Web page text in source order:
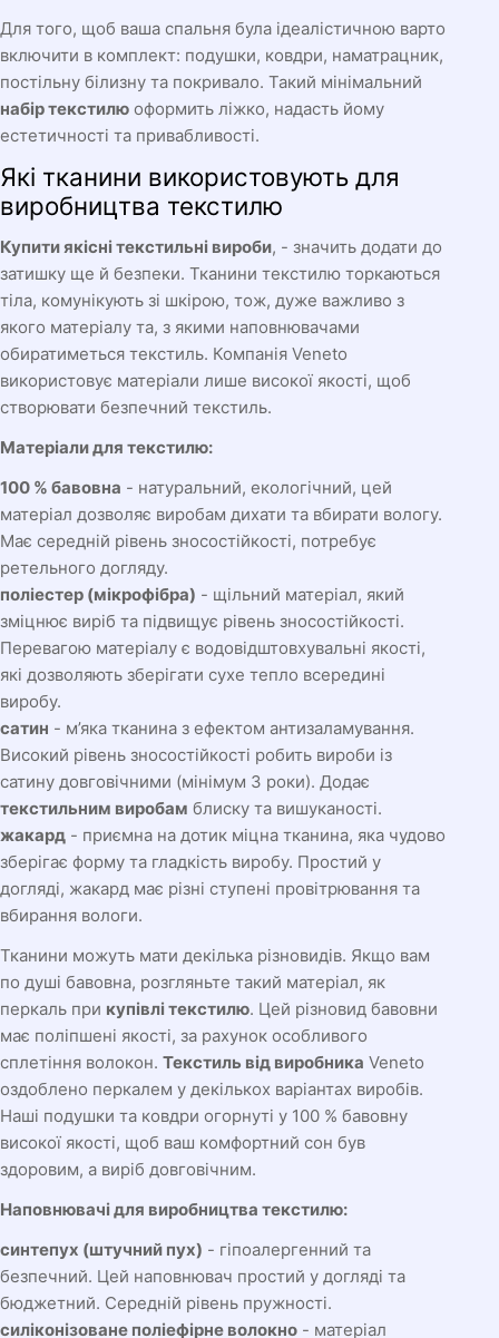
Для того, щоб ваша спальня була ідеалістичною варто
включити в комплект: подушки, ковдри, наматрацник,
постільну білизну та покривало. Такий мінімальний
набір текстилю оформить ліжко, надасть йому
естетичності та привабливості.
Які тканини використовують для
виробництва текстилю
Купити якісні текстильні вироби, - значить додати до
затишку ще й безпеки. Тканини текстилю торкаються
тіла, комунікують зі шкірою, тож, дуже важливо з
якого матеріалу та, з якими наповнювачами
обиратиметься текстиль. Компанія Veneto
використовує матеріали лише високої якості, щоб
створювати безпечний текстиль.
Матеріали для текстилю:
100 % бавовна - натуральний, екологічний, цей
матеріал дозволяє виробам дихати та вбирати вологу.
Має середній рівень зносостійкості, потребує
ретельного догляду.
поліестер (мікрофібра) - щільний матеріал, який
зміцнює виріб та підвищує рівень зносостійкості.
Перевагою матеріалу є водовідштовхувальні якості,
які дозволяють зберігати сухе тепло всередині
виробу.
сатин - м’яка тканина з ефектом антизаламування.
Високий рівень зносостійкості робить вироби із
сатину довговічними (мінімум 3 роки). Додає
текстильним виробам блиску та вишуканості.
жакард - приємна на дотик міцна тканина, яка чудово
зберігає форму та гладкість виробу. Простий у
догляді, жакард має різні ступені провітрювання та
вбирання вологи.
Тканини можуть мати декілька різновидів. Якщо вам
по душі бавовна, розгляньте такий матеріал, як
перкаль при купівлі текстилю. Цей різновид бавовни
має поліпшені якості, за рахунок особливого
сплетіння волокон. Текстиль від виробника Veneto
оздоблено перкалем у декількох варіантах виробів.
Наші подушки та ковдри огорнуті у 100 % бавовну
високої якості, щоб ваш комфортний сон був
здоровим, а виріб довговічним.
Наповнювачі для виробництва текстилю:
синтепух (штучний пух) - гіпоалергенний та
безпечний. Цей наповнювач простий у догляді та
бюджетний. Середній рівень пружності.
силіконізоване поліефірне волокно - матеріал